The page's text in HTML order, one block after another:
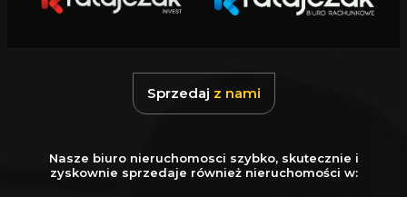
h) pokrycie dachowe winno być wykonane z
1 właściciel, użytkowanie wieczyste gruntu
do 01.01.2111r
Sprzedaj z nami
Nasze biuro nieruchomosci szybko, skutecznie i
zyskownie sprzedaje również nieruchomości w: